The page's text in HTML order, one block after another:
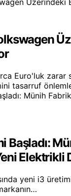
Euro'luk zarar
tasarruf
Başladı:
Elektrikli
yeni i3